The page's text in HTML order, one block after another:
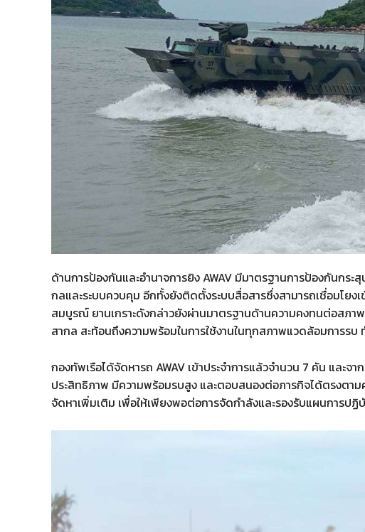
ด้านการป้องกันและอำนาจการยิง AWAV มีมาตรฐานการป้องกันกร
กลและระบบควบคุม อีกทั้งยังติดตั้งระบบสื่อสารซึ่งสามารถเชื่อมโยง
สมบูรณ์ ยานเกราะดังกล่าวยังผ่านมาตรฐานด้านความคงทนต่อสภา
สากล สะท้อนถึงความพร้อมในการใช้งานในทุกสภาพแวดล้อมการรบ
กองทัพเรือได้จัดหารถ AWAV เข้าประจำการแล้วจำนวน 7 คัน และ
ประสิทธิภาพ มีความพร้อมรบสูง และตอบสนองต่อภารกิจได้ตรงตา
จัดหาเพิ่มเติม เพื่อให้เพียงพอต่อการจัดกำลังและรองรับแผนการปฏิ